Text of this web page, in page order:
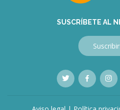
SUSCRÍBETE AL